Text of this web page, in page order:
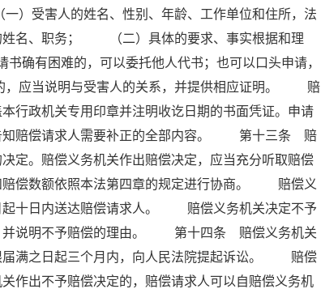
受害人的姓名、性别、年龄、工作单位和住所，法
姓名、职务； （二）具体的要求、事实根据和理
困难的，可以委托他人代书；也可以口头申请，
应当说明与受害人的关系，并提供相应证明。 赔
行政机关专用印章并注明收讫日期的书面凭证。申请
知赔偿请求人需要补正的全部内容。 第十三条 赔
定。赔偿义务机关作出赔偿决定，应当充分听取赔偿
赔偿数额依照本法第四章的规定进行协商。 赔偿义
起十日内送达赔偿请求人。 赔偿义务机关决定不予
并说明不予赔偿的理由。 第十四条 赔偿义务机关
届满之日起三个月内，向人民法院提起诉讼。 赔偿
作出不予赔偿决定的，赔偿请求人可以自赔偿义务机